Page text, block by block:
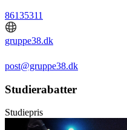
86135311
gruppe38.dk
post@gruppe38.dk
Studierabatter
Studiepris